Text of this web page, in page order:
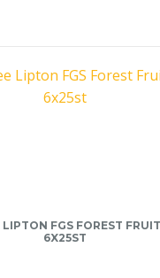
LIPTON FGS FOREST FRUIT
6X25ST